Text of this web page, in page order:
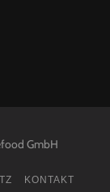
GmbH
KONTAKT